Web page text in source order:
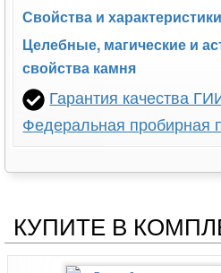
Свойства и
Целебные, магические и
свойства камня
Гарантия качества
Федеральная пробирная
КУПИТЕ В